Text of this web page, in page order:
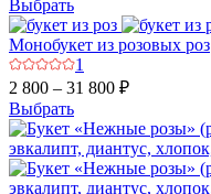
Выбрать
Монобукет из розовых роз
1
2 800 – 31 800 ₽
Выбрать